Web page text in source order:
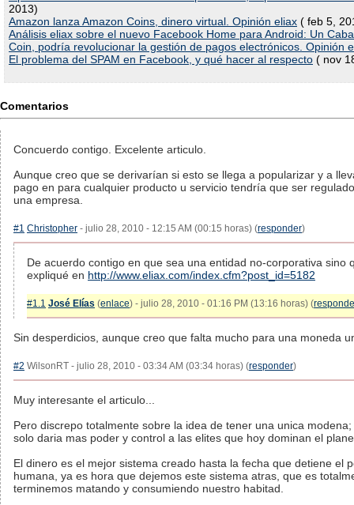
2013)
Amazon lanza Amazon Coins, dinero virtual. Opinión eliax ( feb 5,
Análisis eliax sobre el nuevo Facebook Home para Android: Un
Coin, podría revolucionar la gestión de pagos electrónicos. Opinión
El problema del SPAM en Facebook, y qué hacer al respecto ( nov
Comentarios
Concuerdo contigo. Excelente articulo.
Aunque creo que se derivarían si esto se llega a popularizar y a
pago en para cualquier producto u servicio tendría que ser
una empresa.
#1 Christopher - julio 28, 2010 - 12:15 AM (00:15 horas) (responder)
De acuerdo contigo en que sea una entidad no-corporativa sino
expliqué en http://www.eliax.com/index.cfm?post_id=5182
#1.1 José Elías (enlace) - julio 28, 2010 - 01:16 PM (13:16 horas) (
Sin desperdicios, aunque creo que falta mucho para una moneda
#2 WilsonRT - julio 28, 2010 - 03:34 AM (03:34 horas) (responder)
Muy interesante el articulo...
Pero discrepo totalmente sobre la idea de tener una unica
solo daria mas poder y control a las elites que hoy dominan el
El dinero es el mejor sistema creado hasta la fecha que detiene el
humana, ya es hora que dejemos este sistema atras, que es
terminemos matando y consumiendo nuestro habitad.